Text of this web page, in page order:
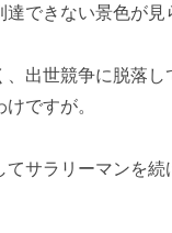
できない景色が見
、出世競争に脱落
ですが。
てサラリーマンを